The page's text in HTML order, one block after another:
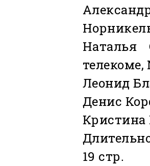
Наталья
Леонид
Денис
Кристина
19 стр.